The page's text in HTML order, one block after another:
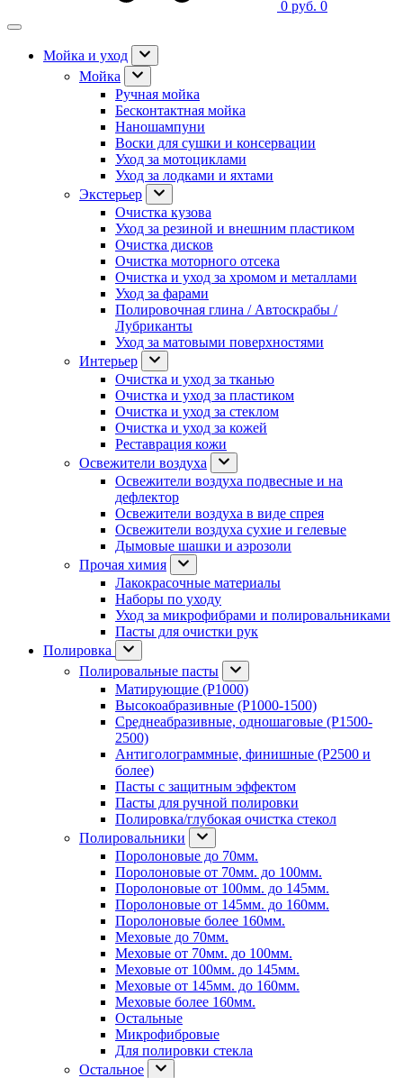
0 руб. 0
Мойка и уход
Мойка
Ручная мойка
Бесконтактная мойка
Наношампуни
Воски для сушки и консервации
Уход за мотоциклами
Уход за лодками и яхтами
Экстерьер
Очистка кузова
Уход за резиной и внешним пластиком
Очистка дисков
Очистка моторного отсека
Очистка и уход за хромом и металлами
Уход за фарами
Полировочная глина / Автоскрабы /
Лубриканты
Уход за матовыми поверхностями
Интерьер
Очистка и уход за тканью
Очистка и уход за пластиком
Очистка и уход за стеклом
Очистка и уход за кожей
Реставрация кожи
Освежители воздуха
Освежители воздуха подвесные и на
дефлектор
Освежители воздуха в виде спрея
Освежители воздуха сухие и гелевые
Дымовые шашки и аэрозоли
Прочая химия
Лакокрасочные материалы
Наборы по уходу
Уход за микрофибрами и полировальниками
Пасты для очистки рук
Полировка
Полировальные пасты
Матирующие (P1000)
Высокоабразивные (P1000-1500)
Среднеабразивные, одношаговые (P1500-
2500)
Антиголограммные, финишные (P2500 и
более)
Пасты с защитным эффектом
Пасты для ручной полировки
Полировка/глубокая очистка стекол
Полировальники
Поролоновые до 70мм.
Поролоновые от 70мм. до 100мм.
Поролоновые от 100мм. до 145мм.
Поролоновые от 145мм. до 160мм.
Поролоновые более 160мм.
Меховые до 70мм.
Меховые от 70мм. до 100мм.
Меховые от 100мм. до 145мм.
Меховые от 145мм. до 160мм.
Меховые более 160мм.
Остальные
Микрофибровые
Для полировки стекла
Остальное